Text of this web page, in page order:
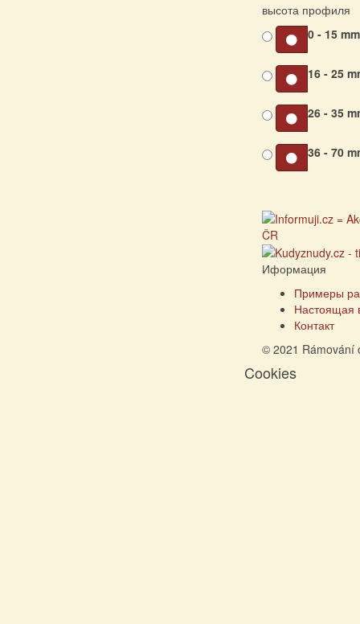
высота профиля
0 - 15
16 - 25
26 - 35
36 - 70
Иформация
Примеры
Настоящая
Контакт
© 2021 Rámování
Cookies